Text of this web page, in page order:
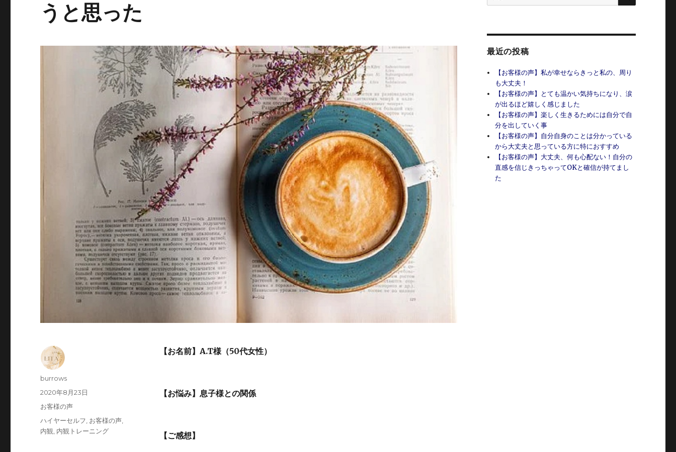
うと思った
【お名前】A.T様（50代女性）
【お悩み】息子様との関係
【ご感想】
投
稿
burrows
投
稿
2020年8月23日
カ
ゴ
お客様の声
タ
グ
ハイヤーセルフ, お客様の声,
内観, 内観トレーニング
索:
最近の投稿
【お客様の声】私が幸せならきっと私の、周り
も大丈夫！
【お客様の声】とても温かい気持ちになり、涙
が出るほど嬉しく感じました
【お客様の声】楽しく生きるためには自分で自
分を出していく事
【お客様の声】自分自身のことは分かっている
から大丈夫と思っている方に特におすすめ
【お客様の声】大丈夫、何も心配ない！自分の
直感を信じきっちゃってOKと確信が持てまし
た